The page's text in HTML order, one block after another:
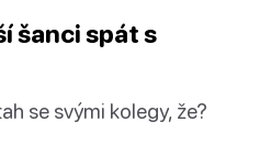
šanci spát s
se svými kolegy, že?